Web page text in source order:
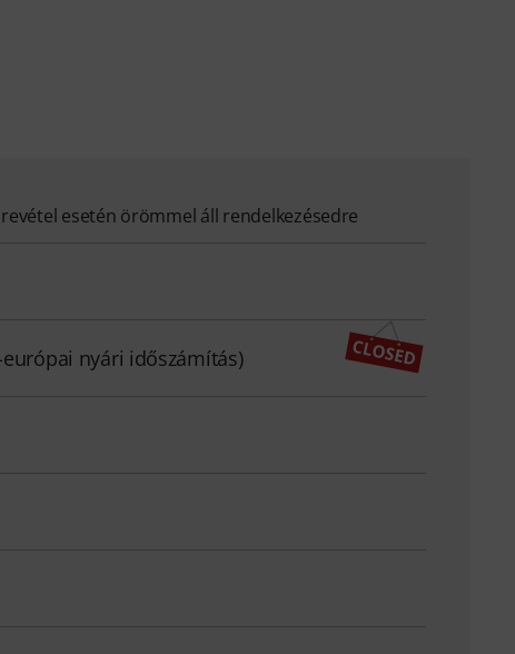
esetén örömmel áll rendelkezésedre
európai nyári időszámítás)